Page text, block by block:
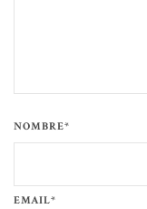
NOMBRE*
EMAIL*